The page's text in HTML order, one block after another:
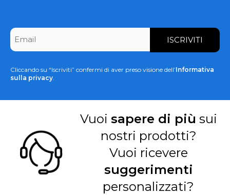
CAPTCHA
Email
Cliccando su “Iscriviti” confermi di aver preso visione dell’Informativa
sulla privacy.
Vuoi sapere di più sui
nostri prodotti?
Vuoi ricevere
suggerimenti
personalizzati?